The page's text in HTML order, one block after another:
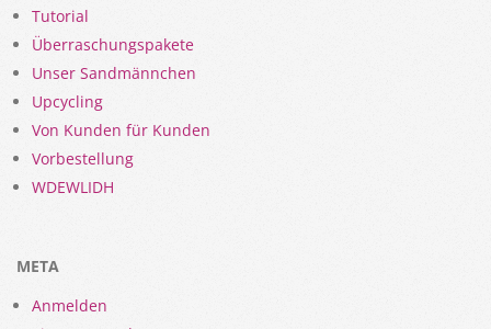
Tutorial
Überraschungspakete
Unser Sandmännchen
Upcycling
Von Kunden für Kunden
Vorbestellung
WDEWLIDH
META
Anmelden